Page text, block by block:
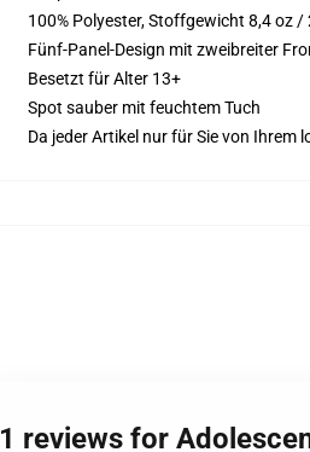
100% Polyester, Stoffgewicht 8,4 oz /
Fünf-Panel-Design mit zweibreiter
Besetzt für Alter 13+
Spot sauber mit feuchtem Tuch
Da jeder Artikel nur für Sie von
1 reviews for